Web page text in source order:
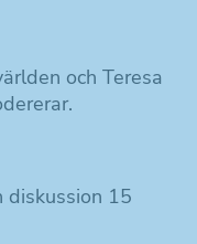
och Teresa
diskussion 15